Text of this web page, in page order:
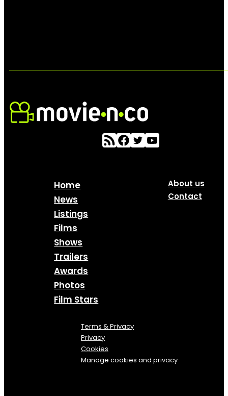
Home
News
Listings
Films
Shows
Trailers
Awards
Photos
Film Stars
About us
Contact
Terms & Privacy
Privacy
Cookies
Manage cookies and privacy